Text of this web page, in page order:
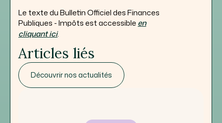
Le texte du Bulletin Officiel des Finances
Publiques - Impôts est accessible en
cliquant ici.
Articles liés
Découvrir nos actualités